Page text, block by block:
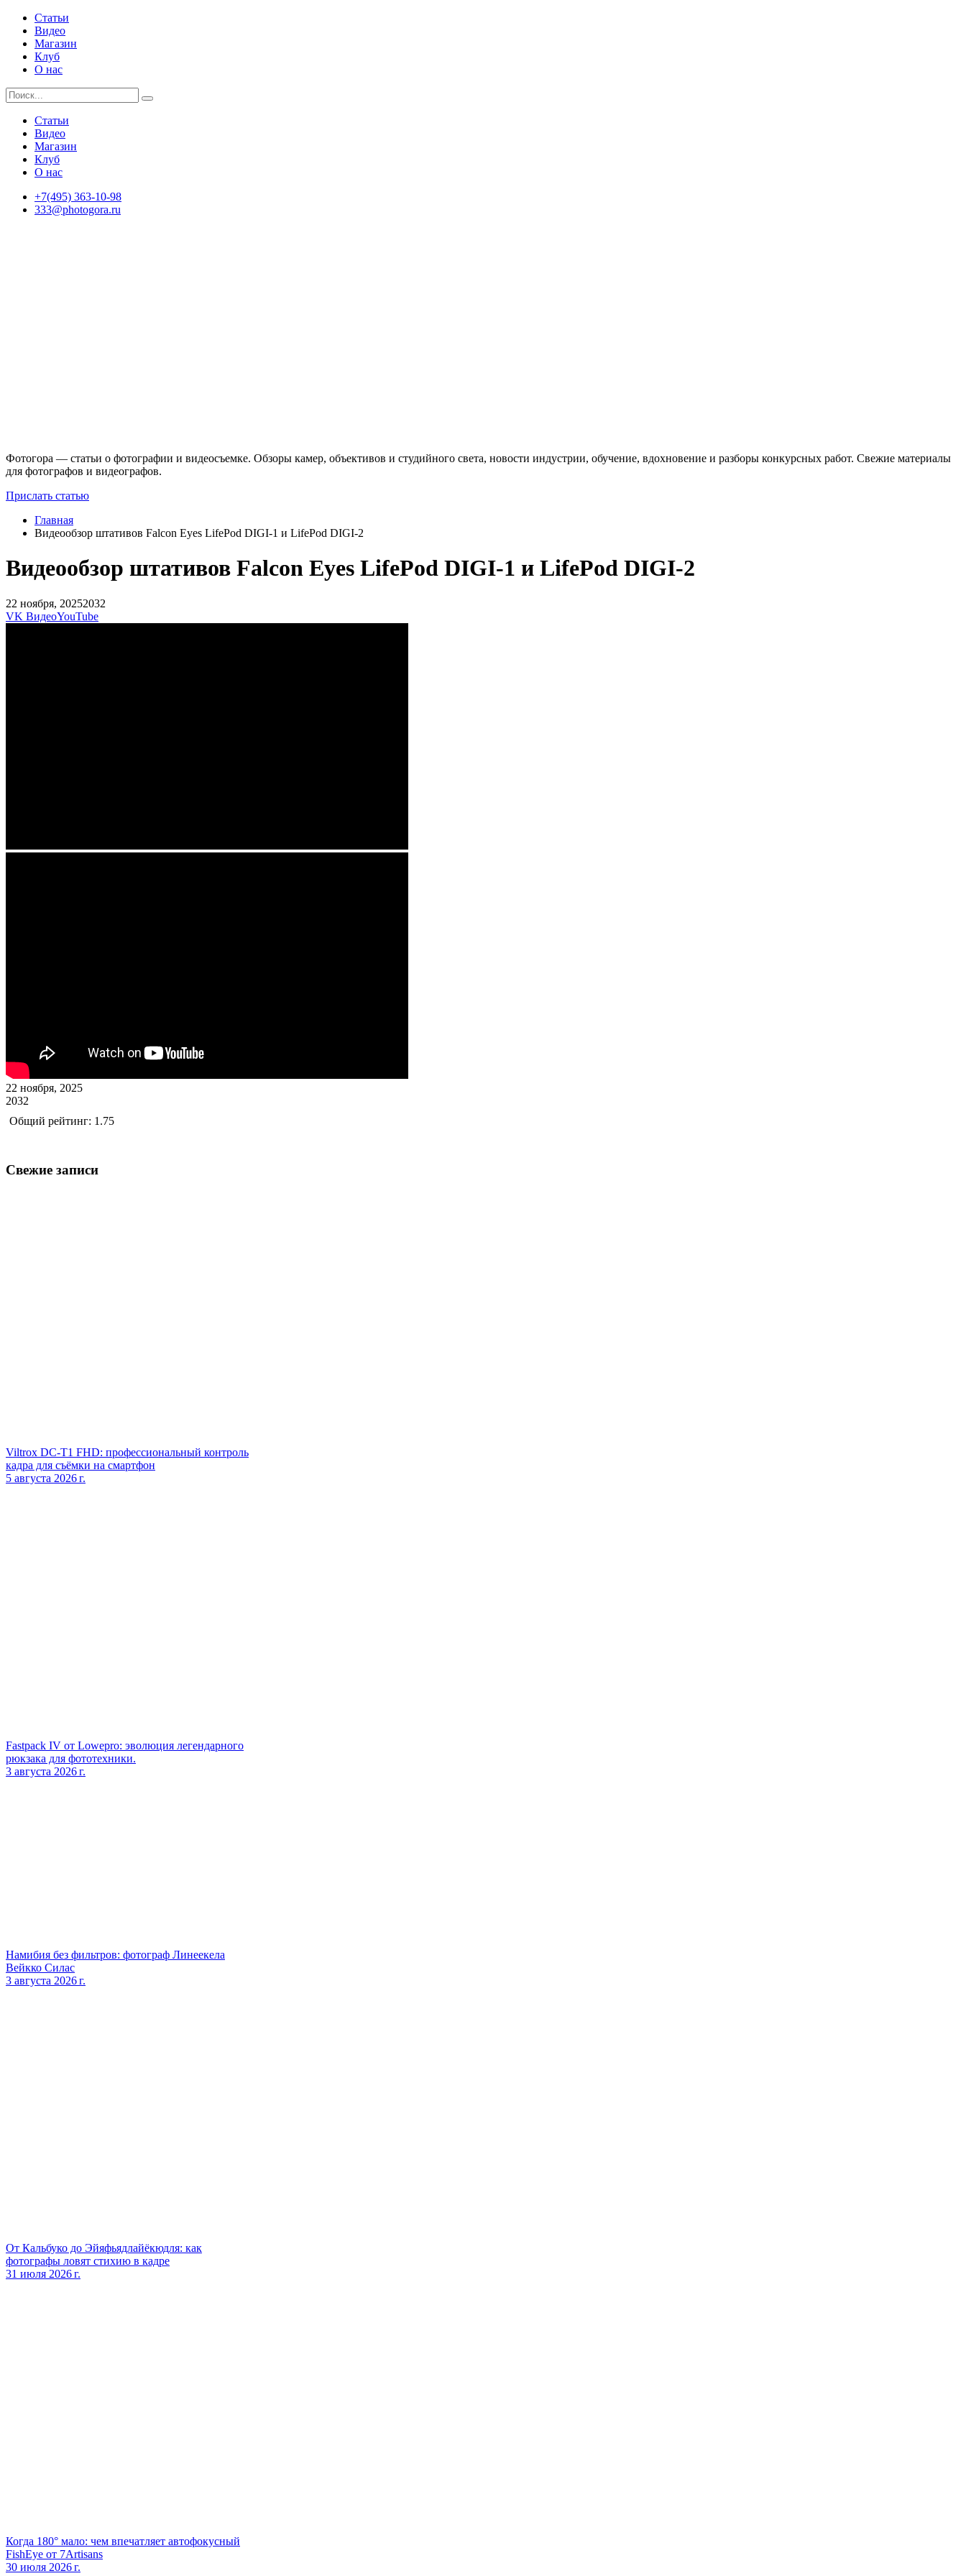
Статьи
Видео
Магазин
Клуб
О нас
Статьи
Видео
Магазин
Клуб
О нас
+7(495) 363-10-98
333@photogora.ru
Фотогора — статьи о фотографии и видеосъемке. Обзоры камер, объективов и студийного света, новости индустрии, обучение, вдохновение и разборы конкурсных работ. Свежие материалы
для фотографов и видеографов.
Прислать статью
Главная
Видеообзор штативов Falcon Eyes LifePod DIGI-1 и LifePod DIGI-2
Видеообзор штативов Falcon Eyes LifePod DIGI-1 и LifePod DIGI-2
22 ноября, 20252032
VK ВидеоYouTube
22 ноября, 2025
2032
Общий рейтинг: 1.75
Свежие записи
Viltrox DC‑T1 FHD: профессиональный контроль
кадра для съёмки на смартфон
5 августа 2026 г.
Fastpack IV от Lowepro: эволюция легендарного
рюкзака для фототехники.
3 августа 2026 г.
Намибия без фильтров: фотограф Линеекела
Вейкко Силас
3 августа 2026 г.
От Кальбуко до Эйяфьядлайёкюдля: как
фотографы ловят стихию в кадре
31 июля 2026 г.
Когда 180° мало: чем впечатляет автофокусный
FishEye от 7Artisans
30 июля 2026 г.